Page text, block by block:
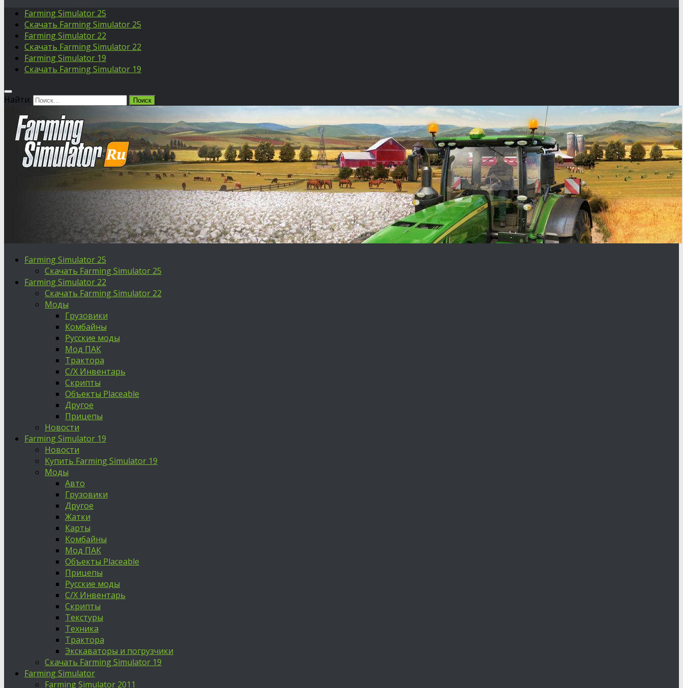
Farming Simulator 25
Скачать Farming Simulator 25
Farming Simulator 22
Скачать Farming Simulator 22
Farming Simulator 19
Скачать Farming Simulator 19
Найти:
Farming Simulator 25
Скачать Farming Simulator 25
Farming Simulator 22
Скачать Farming Simulator 22
Моды
Грузовики
Комбайны
Русские моды
Мод ПАК
Трактора
С/Х Инвентарь
Скрипты
Объекты Placeable
Другое
Прицепы
Новости
Farming Simulator 19
Новости
Купить Farming Simulator 19
Моды
Авто
Грузовики
Другое
Жатки
Карты
Комбайны
Мод ПАК
Объекты Placeable
Прицепы
Русские моды
С/Х Инвентарь
Скрипты
Текстуры
Техника
Трактора
Экскаваторы и погрузчики
Скачать Farming Simulator 19
Farming Simulator
Farming Simulator 2011